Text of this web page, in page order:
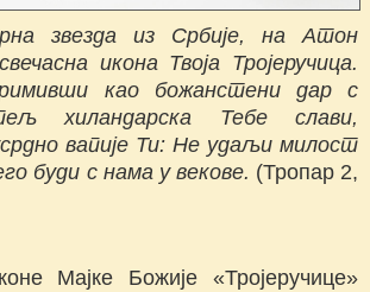
звезда из Србије, на Атон
икона Твоја Тројеручица.
као божанстени дар с
хиландарска Тебе слави,
вапије Ти: Не удаљи милост
буди с нама у векове. (Тропар 2,
Мајке Божије «Тројеручице»